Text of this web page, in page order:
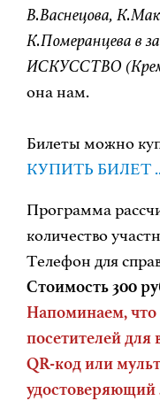
В.Васнецова,
К.Померанцева в
ИСКУССТВО
она нам.
Билеты можно
КУПИТЬ БИЛЕТ
Программа
количество
Телефон для
Стоимость 300
Напоминаем, что
посетителей для
QR-код или
удостоверяющий